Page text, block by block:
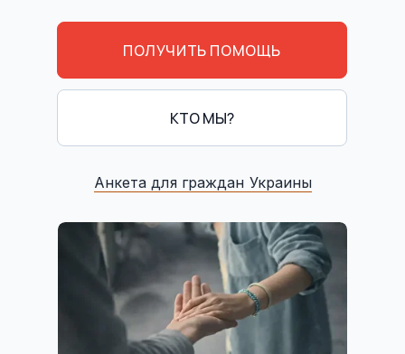
ПОЛУЧИТЬ ПОМОЩЬ
КТО МЫ?
Анкета для граждан Украины